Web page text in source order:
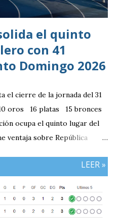
de Honduras vs. Panamá.
el quinto
con 41
Domingo 2026
el cierre de la jornada del 31
oros 16 platas 15 bronces
ocupa el quinto lugar del
ventaja sobre República
el mismo número de
LEER »